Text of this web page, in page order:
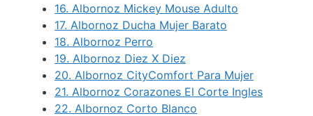
16. Albornoz Mickey Mouse Adulto
17. Albornoz Ducha Mujer Barato
18. Albornoz Perro
19. Albornoz Diez X Diez
20. Albornoz CityComfort Para Mujer
21. Albornoz Corazones El Corte Ingles
22. Albornoz Corto Blanco